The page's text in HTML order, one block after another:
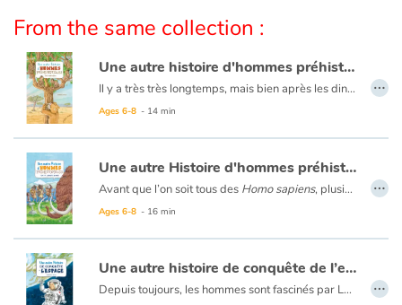
Festivals and events
Love and friendship
Social issues
Emotions and feelings
Formats and illustrations
Catalogue anglais
From the same collection :
Une autre histoire d'hommes préhistoriques • Les origines
Il y a très très longtemps, mais bien après les dinosaures, la planète était peuplée de grands singes. Voyons comment l'un d'entre eux a évolué en homme. Pourquoi a-t-il quitté les arbres pour la terre ferme ? Quelles espèces d’HOMMES sont apparues ? Comment étaient-ils ? Poilus ? Voûtés ? Petits ou géants ? Quels outils utilisaient-ils ? Pour quoi faire ?
AprèsUne Autre Histoire de Dinos
Ages 6-8 - 14 min
…
Une autre Histoire d'hommes préhistoriques • À la conquête du monde
Avant que l’on soit tous des Homo sapiens, plusieurs espèces d’Hommes vivaient sur la planète. En Europe, c’étaient les Néandertaliens ! Puis, autour de - 45 000,
Ages 6-8 - 16 min
…
Une autre histoire de conquête de l’espace
Depuis toujours, les hommes sont fascinés par LE CIEL ET SES ÉTOILES. Partout sur Terre, nous avons inventé des mythes fabuleux, nous avons essayé de comprendre quelle était la place de notre planète dans l’univers et rêvé d’explorer l’espace ! Retraçons ensemble l’extraordinaire chemin accompli de l’Antiquité à aujourd’hui. …